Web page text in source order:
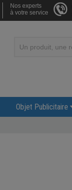
Nos experts
à votre service
Objet Publicitaire